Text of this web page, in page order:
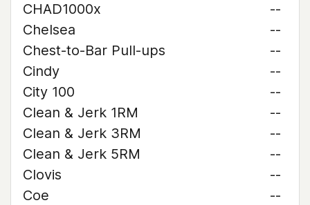
CHAD1000x
--
Chelsea
--
Chest-to-Bar Pull-ups
--
Cindy
--
City 100
--
Clean & Jerk 1RM
--
Clean & Jerk 3RM
--
Clean & Jerk 5RM
--
Clovis
--
Coe
--